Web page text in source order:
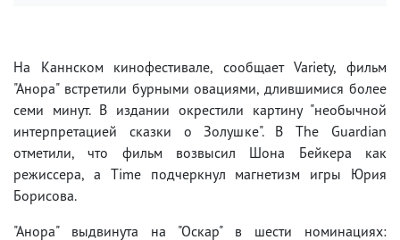
На Каннском кинофестивале, сообщает Variety, фильм
"Анора" встретили бурными овациями, длившимися более
семи минут. В издании окрестили картину "необычной
интерпретацией сказки о Золушке". В The Guardian
отметили, что фильм возвысил Шона Бейкера как
режиссера, а Time подчеркнул магнетизм игры Юрия
Борисова.
"Анора" выдвинута на "Оскар" в шести номинациях: